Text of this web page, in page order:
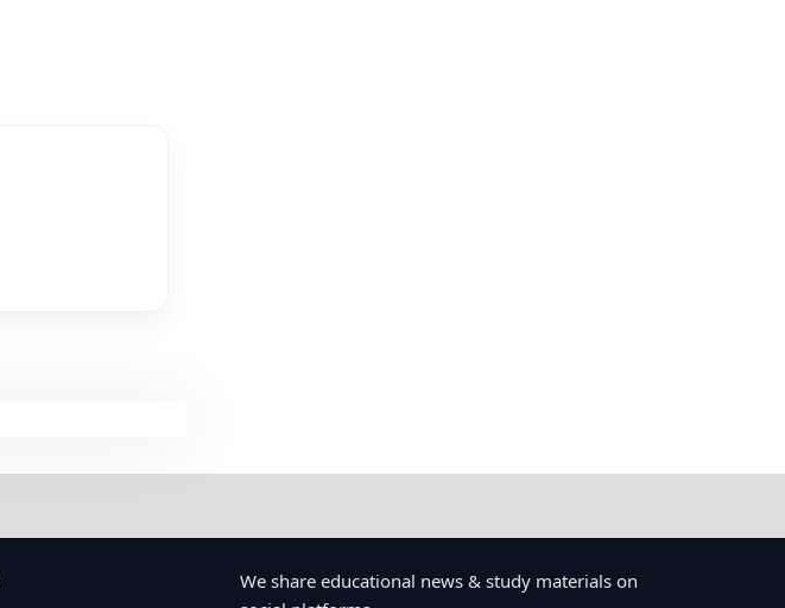
We share educational news & study materials on